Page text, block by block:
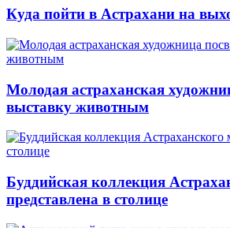
Куда пойти в Астрахани на
Молодая астраханская
выставку животным
Буддийская коллекция
представлена в столице